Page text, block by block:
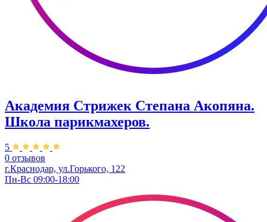
Академия Стрижек Степана Акопяна.
Школа парикмахеров.
5
0 отзывов
г.Краснодар, ул.Горького, 122
Пн-Вс 09:00-18:00